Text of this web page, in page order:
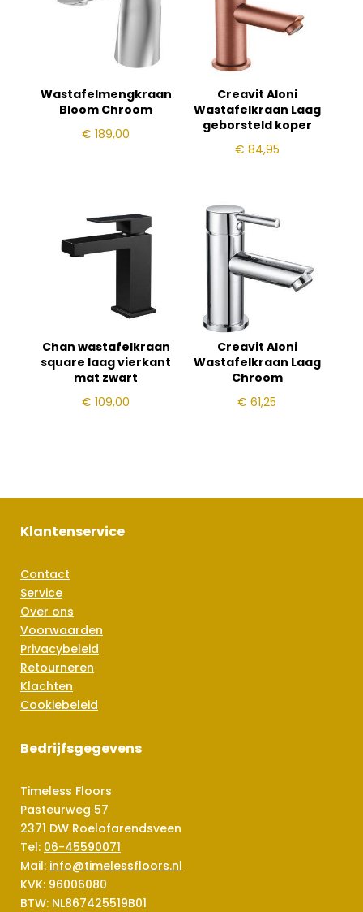
Wastafelmengkraan
Bloom Chroom
€ 189,00
Creavit Aloni
Wastafelkraan Laag
geborsteld koper
€ 84,95
Chan wastafelkraan
square laag vierkant
mat zwart
€ 109,00
Creavit Aloni
Wastafelkraan Laag
Chroom
€ 61,25
Klantenservice
Contact
Service
Over ons
Voorwaarden
Privacybeleid
Retourneren
Klachten
Cookiebeleid
Bedrijfsgegevens
Timeless Floors
Pasteurweg 57
2371 DW Roelofarendsveen
Tel: 06-45590071
Mail: info@timelessfloors.nl
KVK: 96006080
BTW: NL867425519B01